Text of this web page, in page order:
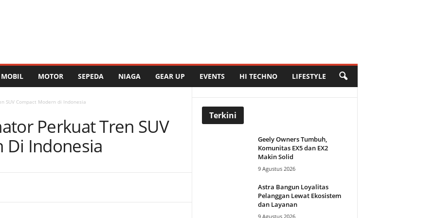
MOBIL MOTOR SEPEDA NIAGA GEAR UP EVENTS HI TECHNO LIFESTYLE
SUV Compact Modern di Indonesia
Perkuat Tren SUV
Di Indonesia
Terkini
Geely Owners Tumbuh,
Komunitas EX5 dan EX2
Makin Solid
9 Agustus 2026
Astra Bangun Loyalitas
Pelanggan Lewat Ekosistem
dan Layanan
9 Agustus 2026